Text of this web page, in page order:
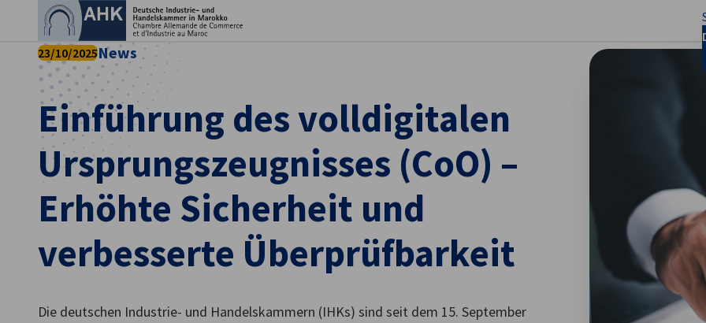
Einführung des volldigitalen
Ursprungszeugnisses (CoO) –
Erhöhte Sicherheit und
verbesserte Überprüfbarkeit
23/10/2025News
Die deutschen Industrie- und Handelskammern (IHKs) sind seit dem 15. September